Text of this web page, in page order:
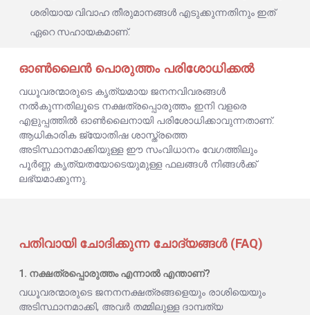
ശരിയായ വിവാഹ തീരുമാനങ്ങൾ എടുക്കുന്നതിനും ഇത്
ഏറെ സഹായകമാണ്.
ഓൺലൈൻ പൊരുത്തം പരിശോധിക്കൽ
വധൂവരന്മാരുടെ കൃത്യമായ ജനനവിവരങ്ങൾ
നൽകുന്നതിലൂടെ നക്ഷത്രപ്പൊരുത്തം ഇനി വളരെ
എളുപ്പത്തിൽ ഓൺലൈനായി പരിശോധിക്കാവുന്നതാണ്.
ആധികാരിക ജ്യോതിഷ ശാസ്ത്രത്തെ
അടിസ്ഥാനമാക്കിയുള്ള ഈ സംവിധാനം വേഗത്തിലും
പൂർണ്ണ കൃത്യതയോടെയുമുള്ള ഫലങ്ങൾ നിങ്ങൾക്ക്
ലഭ്യമാക്കുന്നു.
പതിവായി ചോദിക്കുന്ന ചോദ്യങ്ങൾ (FAQ)
1. നക്ഷത്രപ്പൊരുത്തം എന്നാൽ എന്താണ്?
വധൂവരന്മാരുടെ ജനനനക്ഷത്രങ്ങളെയും രാശിയെയും
അടിസ്ഥാനമാക്കി, അവർ തമ്മിലുള്ള ദാമ്പത്യ